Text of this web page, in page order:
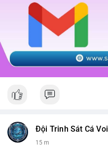
Đội Trinh Sát Cá Voi
15 m